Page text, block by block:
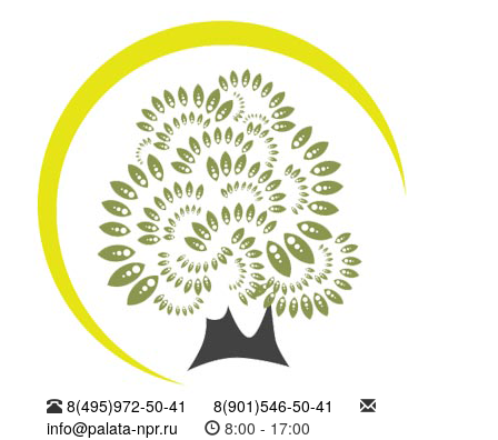
8(495)972-50-41
8(901)546-50-41
info@palata-npr.ru
8:00 - 17:00